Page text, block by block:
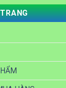
TRANG